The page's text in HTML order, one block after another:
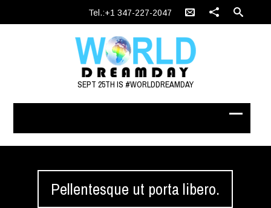
Tel.:+1 347-227-2047
SEPT 25TH IS #WORLDDREAMDAY
Pellentesque ut porta libero.